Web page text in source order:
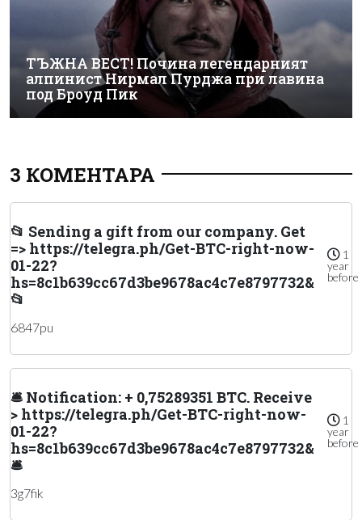
ТЪЖНА ВЕСТ! Почина легендарният
алпинист Нирмал Пурджа при лавина
под Броуд Пик
3 КОМЕНТАРА
📂 Sending a gift from our company. Get
=> https://telegra.ph/Get-BTC-right-now-
01-22?
hs=8c1b639cc67d3be9678ac4c7e8797732&
📂
1
year
before
6847pu
🛎 Notification: + 0,75289351 BTC. Receive
> https://telegra.ph/Get-BTC-right-now-
01-22?
hs=8c1b639cc67d3be9678ac4c7e8797732&
🛎
1
year
before
3g7fik